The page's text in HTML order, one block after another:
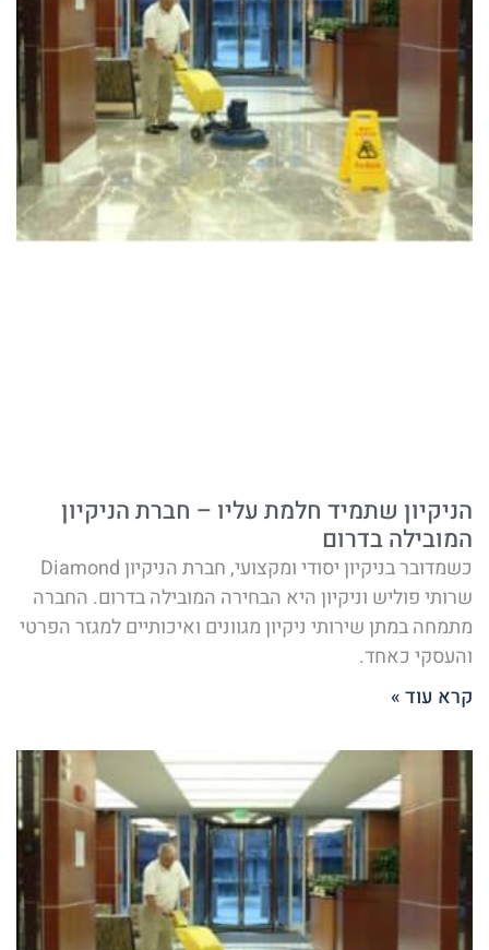
הניקיון שתמיד חלמת עליו – חברת הניקיון
המובילה בדרום
כשמדובר בניקיון יסודי ומקצועי, חברת הניקיון Diamond
שרותי פוליש וניקיון היא הבחירה המובילה בדרום. החברה
מתמחה במתן שירותי ניקיון מגוונים ואיכותיים למגזר הפרטי
והעסקי כאחד.
קרא עוד »